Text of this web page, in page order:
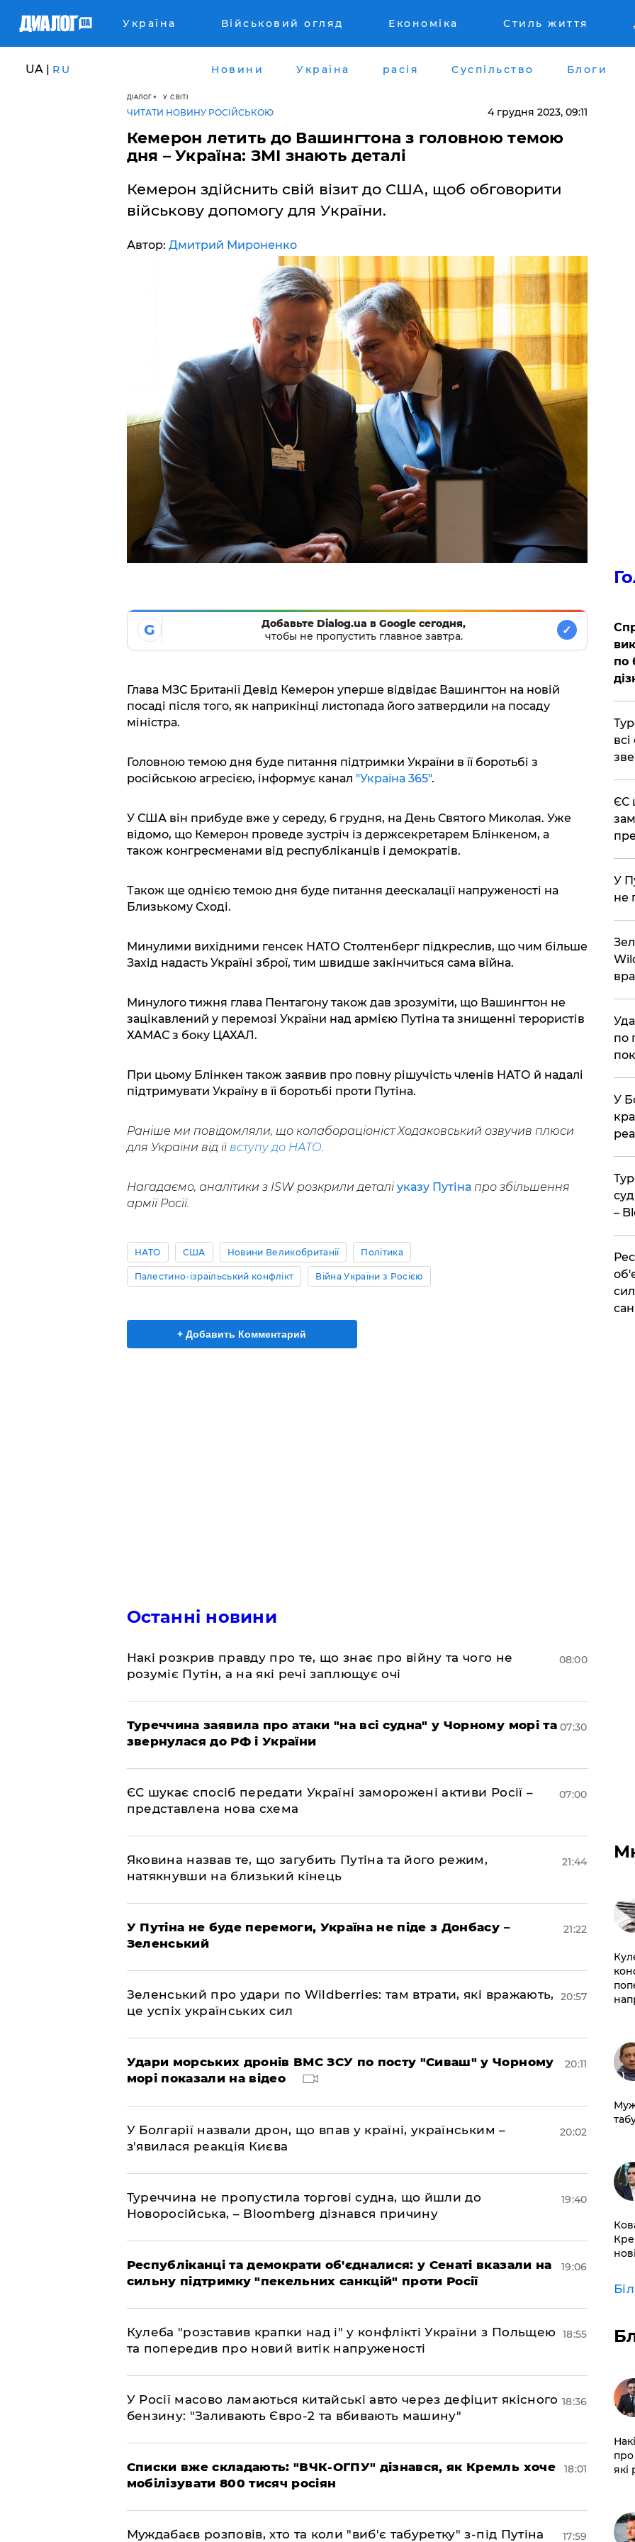
Україна Військовий огляд Економіка Стиль життя
UA | RU Новини Україна расія Суспільство Блоги
ДІАЛОГ У СВІТІ
ЧИТАТИ НОВИНУ РОСІЙСЬКОЮ 4 грудня 2023, 09:11
Кемерон летить до Вашингтона з головною темою
дня – Україна: ЗМІ знають деталі
Кемерон здійснить свій візит до США, щоб обговорити
військову допомогу для України.
Автор: Дмитрий Мироненко
G
Добавьте Dialog.ua в Google сегодня,
чтобы не пропустить главное завтра.
✓
Глава МЗС Британії Девід Кемерон уперше відвідає Вашингтон на новій
посаді після того, як наприкінці листопада його затвердили на посаду
міністра.
Головною темою дня буде питання підтримки України в її боротьбі з
російською агресією, інформує канал "Україна 365".
У США він прибуде вже у середу, 6 грудня, на День Святого Миколая. Уже
відомо, що Кемерон проведе зустріч із держсекретарем Блінкеном, а
також конгресменами від республіканців і демократів.
Також ще однією темою дня буде питання деескалації напруженості на
Близькому Сході.
Минулими вихідними генсек НАТО Столтенберг підкреслив, що чим більше
Захід надасть Україні зброї, тим швидше закінчиться сама війна.
Минулого тижня глава Пентагону також дав зрозуміти, що Вашингтон не
зацікавлений у перемозі України над армією Путіна та знищенні терористів
ХАМАС з боку ЦАХАЛ.
При цьому Блінкен також заявив про повну рішучість членів НАТО й надалі
підтримувати Україну в її боротьбі проти Путіна.
Раніше ми повідомляли, що колабораціоніст Ходаковський озвучив плюси
для України від її вступу до НАТО.
Нагадаємо, аналітики з ISW розкрили деталі указу Путінапро збільшення
армії Росії.
НАТО США Новини Великобританії Політика
Палестино-ізраїльський конфлікт Війна України з Росією
+ Добавить Комментарий
Останні новини
Накі розкрив правду про те, що знає про війну та чого не
розуміє Путін, а на які речі заплющує очі
08:00
Туреччина заявила про атаки "на всі судна" у Чорному морі та
звернулася до РФ і України
07:30
ЄС шукає спосіб передати Україні заморожені активи Росії –
представлена ​​нова схема
07:00
Яковина назвав те, що загубить Путіна та його режим,
натякнувши на близький кінець
21:44
У Путіна не буде перемоги, Україна не піде з Донбасу –
Зеленський
21:22
Зеленський про удари по Wildberries: там втрати, які вражають,
це успіх українських сил
20:57
Удари морських дронів ВМС ЗСУ по посту "Сиваш" у Чорному
морі показали на відео
20:11
У Болгарії назвали дрон, що впав у країні, українським –
з'явилася реакція Києва
20:02
Туреччина не пропустила торгові судна, що йшли до
Новоросійська, – Bloomberg дізнався причину
19:40
Республіканці та демократи об'єдналися: у Сенаті вказали на
сильну підтримку "пекельних санкцій" проти Росії
19:06
Кулеба "розставив крапки над і" у конфлікті України з Польщею
та попередив про новий витік напруженості
18:55
У Росії масово ламаються китайські авто через дефіцит якісного
бензину: "Заливають Євро-2 та вбивають машину"
18:36
Списки вже складають: "ВЧК-ОГПУ" дізнався, як Кремль хоче
мобілізувати 800 тисяч росіян
18:01
Муждабаєв розповів, хто та коли "виб'є табуретку" з-під Путіна 17:59
по
ЄС
У
не
по
У
–
про
які